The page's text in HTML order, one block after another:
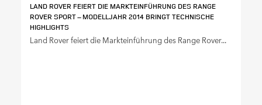
LAND ROVER FEIERT DIE MARKTEINFÜHRUNG DES RANGE
ROVER SPORT – MODELLJAHR 2014 BRINGT TECHNISCHE
HIGHLIGHTS
Land Rover feiert die Markteinführung des Range Rover...